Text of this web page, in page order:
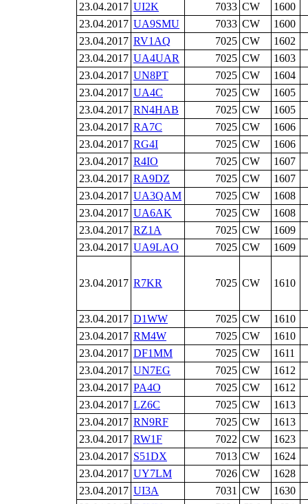
23.04.2017 UI2K 7033 CW
1600
23.04.2017 UA9SMU 7033 CW
1600
23.04.2017 RV1AQ 7025 CW
1602
23.04.2017 UA4UAR 7025 CW
1603
23.04.2017 UN8PT 7025 CW
1604
23.04.2017 UA4C 7025 CW
1605
23.04.2017 RN4HAB 7025 CW
1605
23.04.2017 RA7C 7025 CW
1606
23.04.2017 RG4I 7025 CW
1606
23.04.2017 R4IO 7025 CW
1607
23.04.2017 RA9DZ 7025 CW
1607
23.04.2017 UA3QAM 7025 CW
1608
23.04.2017 UA6AK 7025 CW
1608
23.04.2017 RZ1A 7025 CW
1609
23.04.2017 UA9LAO 7025 CW 1609
23.04.2017 R7KR 7025 CW 1610
23.04.2017 D1WW 7025 CW
1610
23.04.2017 RM4W 7025 CW
1610
23.04.2017 DF1MM 7025 CW
1611
23.04.2017 UN7EG 7025 CW
1612
23.04.2017 PA4O 7025 CW
1612
23.04.2017 LZ6C 7025 CW
1613
23.04.2017 RN9RF 7025 CW
1613
23.04.2017 RW1F 7022 CW
1623
23.04.2017 S51DX 7013 CW
1624
23.04.2017 UY7LM 7026 CW
1628
23.04.2017 UI3A 7031 CW
1630